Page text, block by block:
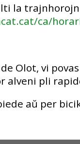
la
ca/
Olot, vi
alveni pli
aŭ per